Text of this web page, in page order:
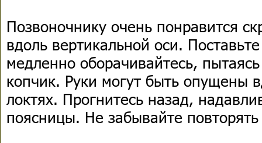
Позвоночнику очень понравится
вдоль вертикальной оси.
медленно оборачивайтесь,
копчик. Руки могут быть опущены
локтях. Прогнитесь назад,
поясницы. Не забывайте